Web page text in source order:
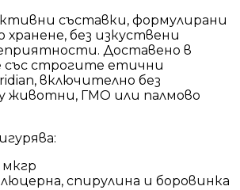
съставки, формулирани
без изкуствени
Доставено в
строгите етични
включително без
животни, ГМО или палмово
спирулина и боровинка